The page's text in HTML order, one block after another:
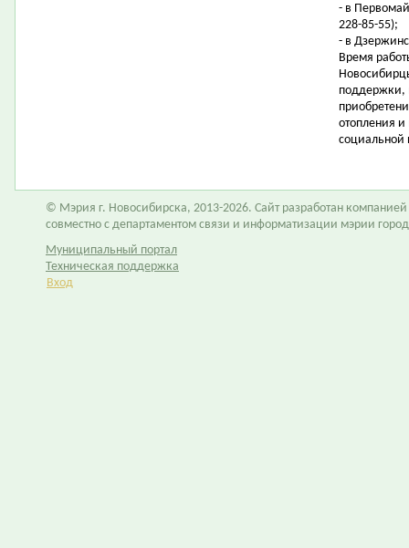
- в
228-85-55);
- в
Время
поддержки,
отопления и
социальной
© Мэрия г. Новосибирска, 2013-2026. Сайт разработан компанией
совместно с департаментом связи и информатизации мэрии
Муниципальный портал
Техническая поддержка
Вход